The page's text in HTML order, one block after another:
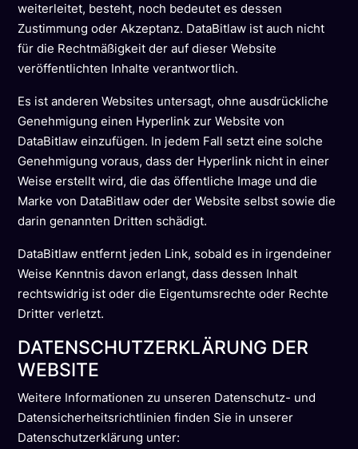
weiterleitet, besteht, noch bedeutet es dessen
Zustimmung oder Akzeptanz. DataBitlaw ist auch nicht
für die Rechtmäßigkeit der auf dieser Website
veröffentlichten Inhalte verantwortlich.
Es ist anderen Websites untersagt, ohne ausdrückliche
Genehmigung einen Hyperlink zur Website von
DataBitlaw einzufügen. In jedem Fall setzt eine solche
Genehmigung voraus, dass der Hyperlink nicht in einer
Weise erstellt wird, die das öffentliche Image und die
Marke von DataBitlaw oder der Website selbst sowie die
darin genannten Dritten schädigt.
DataBitlaw entfernt jeden Link, sobald es in irgendeiner
Weise Kenntnis davon erlangt, dass dessen Inhalt
rechtswidrig ist oder die Eigentumsrechte oder Rechte
Dritter verletzt.
DATENSCHUTZERKLÄRUNG DER
WEBSITE
Weitere Informationen zu unseren Datenschutz- und
Datensicherheitsrichtlinien finden Sie in unserer
Datenschutzerklärung unter: